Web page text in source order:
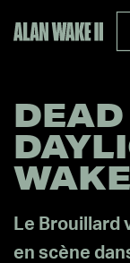
WAKE
Le Brouillard
en scène